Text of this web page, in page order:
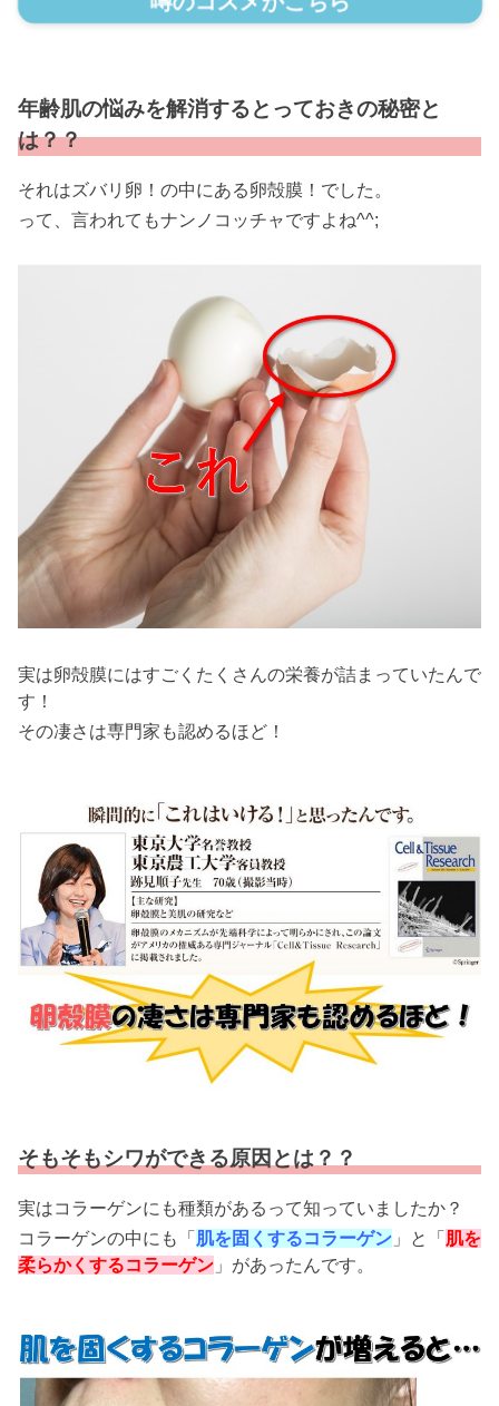
年齢肌の悩みを解消するとっておきの秘密と
は？？
それはズバリ卵！の中にある卵殻膜！でした。
って、言われてもナンノコッチャですよね^^;
実は卵殻膜にはすごくたくさんの栄養が詰まっていたんで
す！
その凄さは専門家も認めるほど！
そもそもシワができる原因とは？？
実はコラーゲンにも種類があるって知っていましたか？
コラーゲンの中にも「 肌を固くするコラーゲン」と「 肌を
柔らかくするコラーゲン」があったんです。